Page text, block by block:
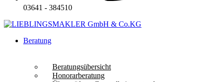
03641 - 384510
Beratung
Beratungsübersicht
Honorarberatung